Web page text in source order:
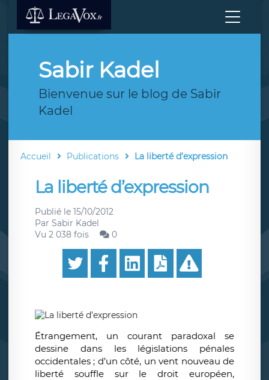
Sabir Kadel
Bienvenue sur le blog de Sabir
Kadel
Accueil Publications La liberté d’expression
La liberté d’expression
Publié le 15/10/2012
Par Sabir Kadel
Vu 2 038 fois
0
Étrangement, un courant paradoxal se
dessine dans les législations pénales
occidentales ; d’un côté, un vent nouveau de
liberté souffle sur le droit européen,